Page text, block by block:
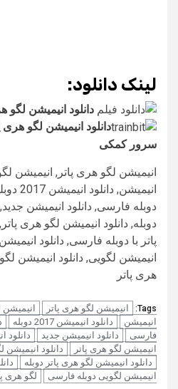
لینک دانلود:
دانلود انیمیشن لگو
دانلود انیمیشن لگو
سرور کمکی
انیمیشن لگو هری پاتر, انیمیشن
دوبله فارسی, دانلود انیمیشن
دوبله, دانلود انیمیشن لگو هری
پاتر با دوبله فارسی, دانلود
انیمیشن لگویی, دانلود انیمیشن
هری پاتر
Tags: انیمیشن لگو هری پاتر انیمیشن
انیمیشن
دانلود انیمیشن 2017 دوبله
فارسی
دانلود انیمیشن جدید دانلود
انیمیشن لگو هری پاتر
دانلود انیمیشن
دانلود انیمیشن لگو هری پاتر دوبله
انیمیشن لگویی دوبله فارسی
لگو هری